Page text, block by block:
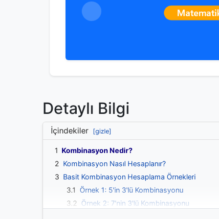
Detaylı Bilgi
İçindekiler [gizle]
1 Kombinasyon Nedir?
2 Kombinasyon Nasıl Hesaplanır?
3 Basit Kombinasyon Hesaplama Örnekleri
3.1
Örnek 1: 5'in 3'lü Kombinasyonu
3.2 Örnek 2: 7'nin 3'lü Kombinasyonu